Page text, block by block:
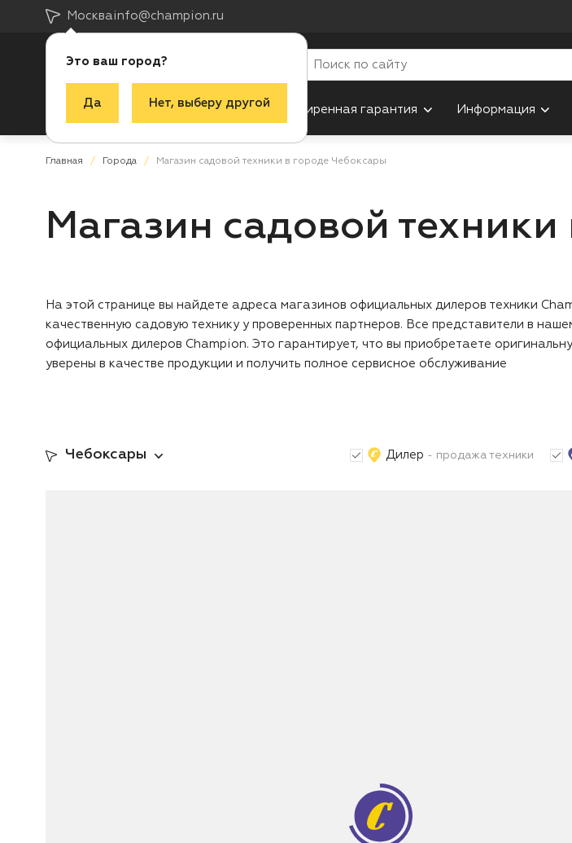
Москва
Это ваш город?
Да Нет, выберу другой
info@champion.ru
Каталог Акции Новинки Расширенная гарантия Информация
Главная Города Магазин садовой техники в городе Чебоксары
Магазин садовой
На этой странице вы найдете адреса магазинов официальных дилеров техники
качественную садовую технику у проверенных партнеров. Все представители в
официальных дилеров Champion. Это гарантирует, что вы приобретаете
уверены в качестве продукции и получить полное сервисное обслуживание
Чебоксары Дилер - продажа техники